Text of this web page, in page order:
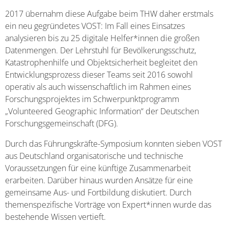
2017 übernahm diese Aufgabe beim THW daher erstmals
ein neu gegründetes VOST: Im Fall eines Einsatzes
analysieren bis zu 25 digitale Helfer*innen die großen
Datenmengen. Der Lehrstuhl für Bevölkerungsschutz,
Katastrophenhilfe und Objektsicherheit begleitet den
Entwicklungsprozess dieser Teams seit 2016 sowohl
operativ als auch wissenschaftlich im Rahmen eines
Forschungsprojektes im Schwerpunktprogramm
„Volunteered Geographic Information“ der Deutschen
Forschungsgemeinschaft (DFG).
Durch das Führungskräfte-Symposium konnten sieben VOST
aus Deutschland organisatorische und technische
Voraussetzungen für eine künftige Zusammenarbeit
erarbeiten. Darüber hinaus wurden Ansätze für eine
gemeinsame Aus- und Fortbildung diskutiert. Durch
themenspezifische Vorträge von Expert*innen wurde das
bestehende Wissen vertieft.